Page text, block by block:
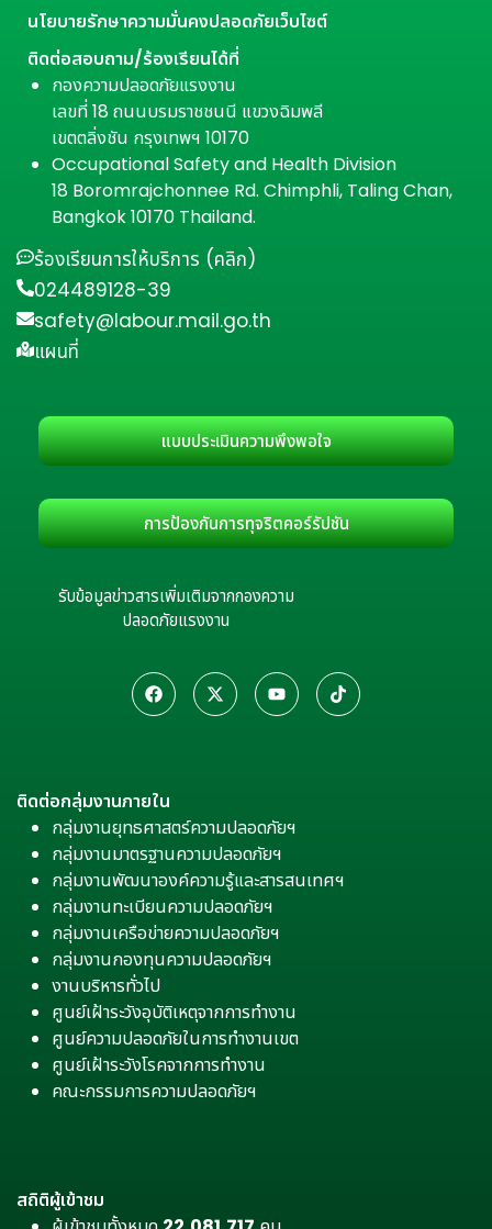
นโยบายรักษาความมั่นคงปลอดภัยเว็บไซต์
ติดต่อสอบถาม/ร้องเรียนได้ที่
กองความปลอดภัยแรงงาน
เลขที่ 18 ถนนบรมราชชนนี แขวงฉิมพลี
เขตตลิ่งชัน กรุงเทพฯ 10170
Occupational Safety and Health Division
18 Boromrajchonnee Rd. Chimphli, Taling Chan,
Bangkok 10170 Thailand.
ร้องเรียนการให้บริการ (คลิก)
024489128-39
safety@labour.mail.go.th
แผนที่
แบบประเมินความพึงพอใจ
การป้องกันการทุจริตคอร์รัปชัน
รับข้อมูลข่าวสารเพิ่มเติมจากกองความ
ปลอดภัยแรงงาน
ติดต่อกลุ่มงานภายใน
กลุ่มงานยุทธศาสตร์ความปลอดภัยฯ
กลุ่มงานมาตรฐานความปลอดภัยฯ
กลุ่มงานพัฒนาองค์ความรู้และสารสนเทศฯ
กลุ่มงานทะเบียนความปลอดภัยฯ
กลุ่มงานเครือข่ายความปลอดภัยฯ
กลุ่มงานกองทุนความปลอดภัยฯ
งานบริหารทั่วไป
ศูนย์เฝ้าระวังอุบัติเหตุจากการทำงาน
ศูนย์ความปลอดภัยในการทำงานเขต
ศูนย์เฝ้าระวังโรคจากการทำงาน
คณะกรรมการความปลอดภัยฯ
สถิติผู้เข้าชม